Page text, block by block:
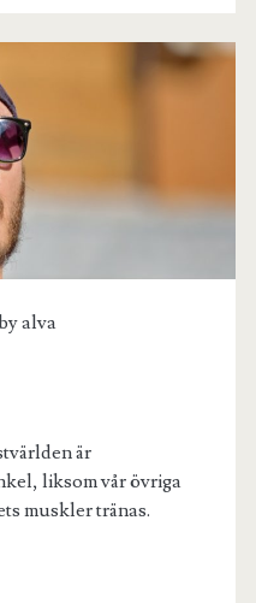
alva
är
liksom vår övriga
muskler tränas.